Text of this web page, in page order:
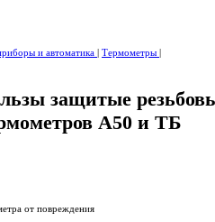
и автоматика | Термометры |
защитые
А50 и ТБ
от повреждения